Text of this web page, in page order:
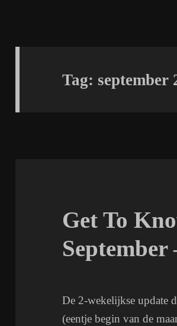
Tag:september
Get To
De 2-wekelijkse update
(eentje begin van de